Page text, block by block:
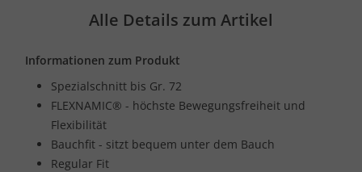
Alle Details zum Artikel
Informationen zum Produkt
Spezialschnitt bis Gr. 72
FLEXNAMIC® - höchste Bewegungsfreiheit und
Flexibilität
Bauchfit - sitzt bequem unter dem Bauch
Regular Fit